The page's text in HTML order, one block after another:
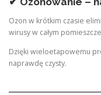
Ozon w krótkim czasie
wirusy w całym
Dzięki wieloetapowemu
naprawdę czysty.